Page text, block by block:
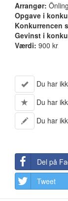
Arrangør: Önling
Opgave i
Konkurrencen
Gevinst i
Værdi: 900 kr
Du har
Du har
Du har
Del på
Tweet